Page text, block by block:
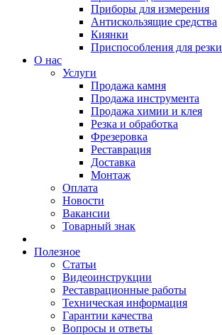
Приборы для измерения
Антискользящие средства
Киянки
Приспособления для резки
О нас
Услуги
Продажа камня
Продажа инструмента
Продажа химии и клея
Резка и обработка
Фрезеровка
Реставрация
Доставка
Монтаж
Оплата
Новости
Вакансии
Товарный знак
Полезное
Статьи
Видеоинструкции
Реставрационные работы
Техническая информация
Гарантии качества
Вопросы и ответы